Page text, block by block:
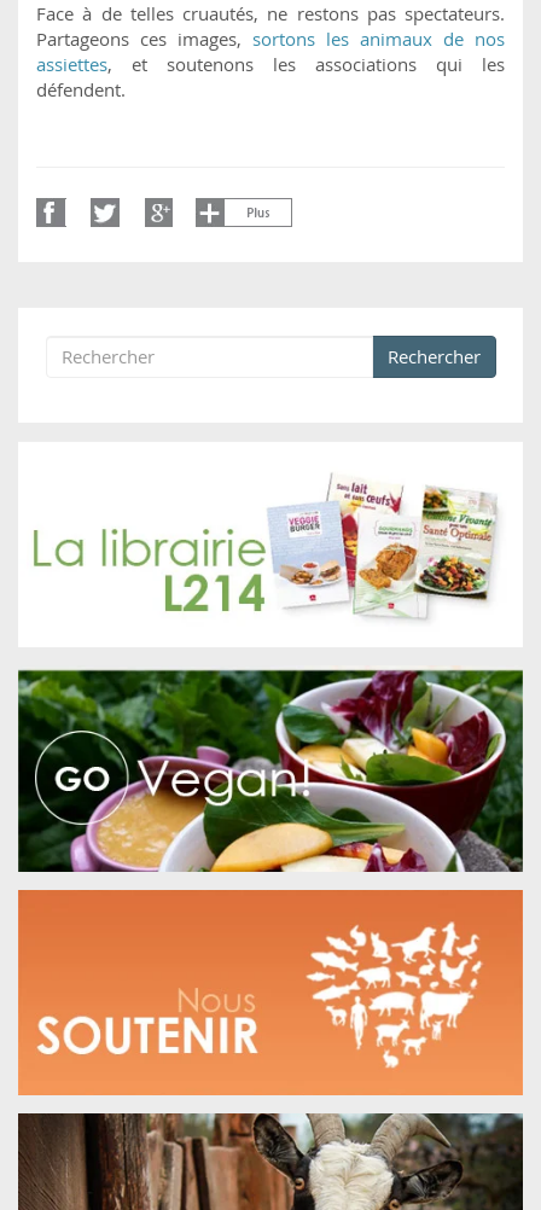
Face à de telles cruautés, ne restons pas spectateurs.
Partageons ces images, sortons les animaux de nos
assiettes, et soutenons les associations qui les
défendent.
Formulaire de recherche
Rechercher